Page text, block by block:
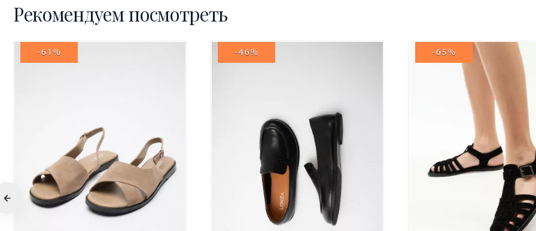
Рекомендуем посмотреть
-61% -46% -65%